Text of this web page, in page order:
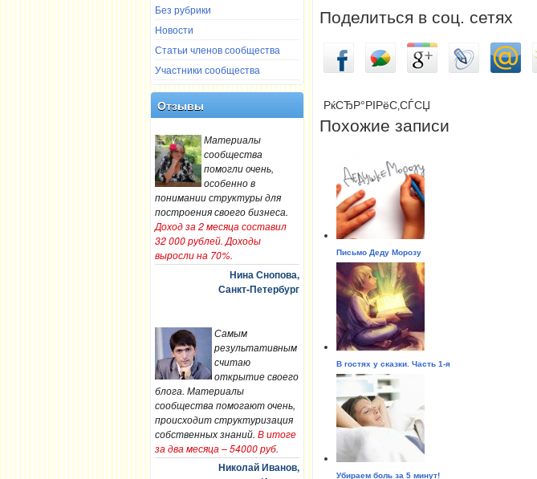
Без рубрики
Новости
Статьи членов сообщества
Участники сообщества
Отзывы
Материалы
сообщества
помогли очень,
особенно в
понимании структуры для
построения своего бизнеса.
Доход за 2 месяца составил
32 000 рублей. Доходы
выросли на 70%.
Нина Снопова,
Санкт-Петербург
Самым
результативным
считаю
открытие своего
блога. Материалы
сообщества помогают очень,
происходит структуризация
собственных знаний. В итоге
за два месяца – 54000 руб.
Николай Иванов,
Поделиться в соц. сетях
РќСЂР°РІРёС‚СЃСЏ
Похожие записи
Письмо Деду Морозу
В гостях у сказки. Часть 1-я
Убираем боль за 5 минут!